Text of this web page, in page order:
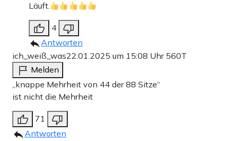
Läuft.
4
Antworten
ich_weiß_was22.01.2025 um 15:08 Uhr 560T
Melden
„knappe Mehrheit von 44 der 88 Sitze“
ist nicht die Mehrheit
71
Antworten